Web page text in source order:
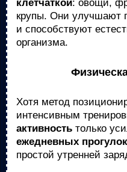
клетчаткой: овощи,
крупы. Они улучшают
и способствуют
организма.
Хотя метод
интенсивным
активность только
ежедневных прогулок
простой утренней